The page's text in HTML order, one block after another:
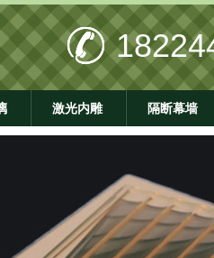
激光内雕 隔断幕墙